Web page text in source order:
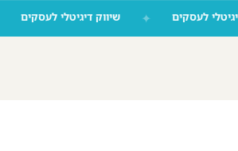
שיווק דיגיטלי לעסקים ✦ שיווק דיגיטלי